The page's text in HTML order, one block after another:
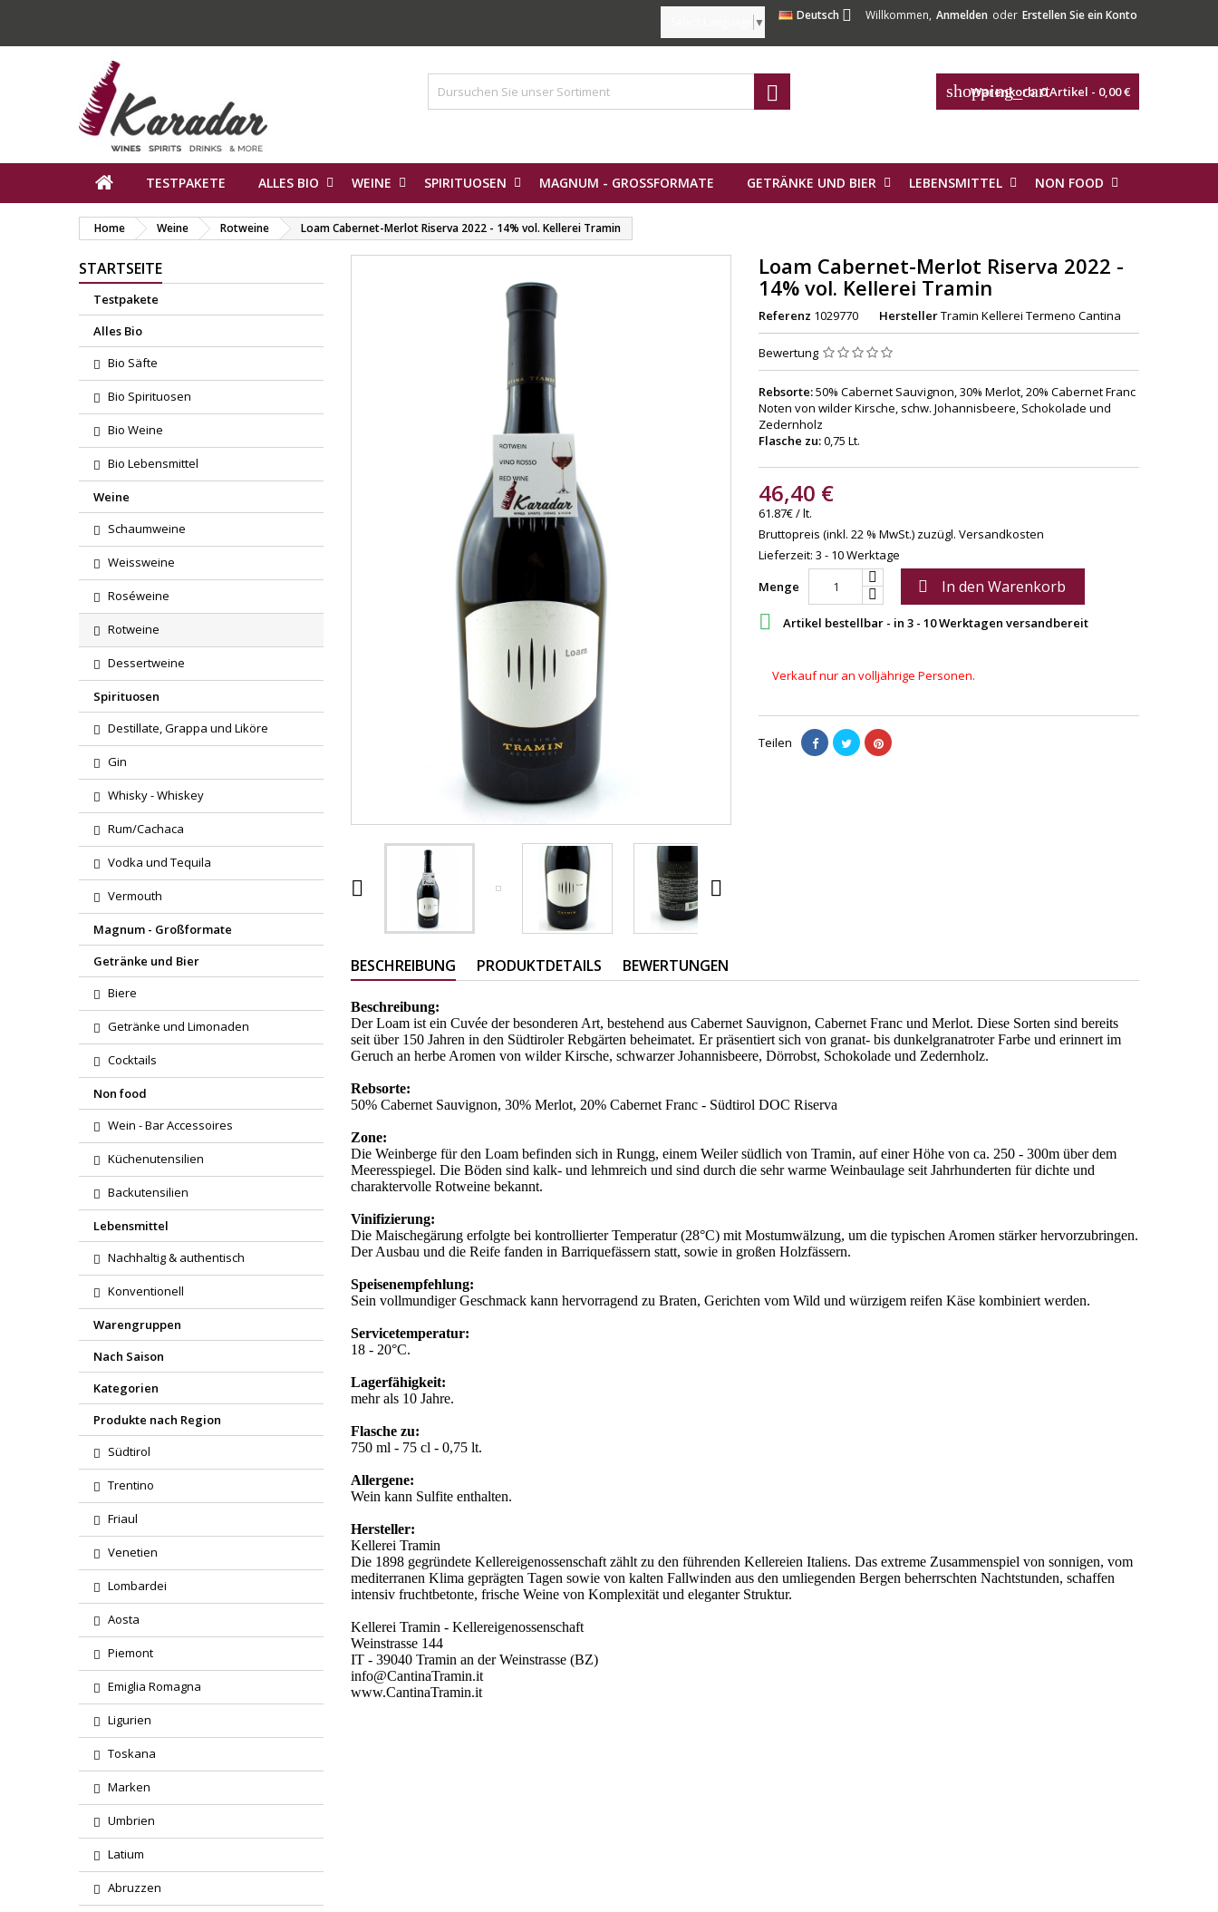
Willkommen, Anmelden oder Erstellen Sie ein Konto
Deutsch 
▼
shopping_cart
Warenkorb:0Artikel - 0,00 €

TESTPAKETE ALLES BIO WEINE SPIRITUOSEN MAGNUM - GROSSFORMATE GETRÄNKE UND BIER LEBENSMITTEL NON FOOD
Home Weine Rotweine Loam Cabernet-Merlot Riserva 2022 - 14% vol. Kellerei Tramin
STARTSEITE
Testpakete
Alles Bio
Bio Säfte
Bio Spirituosen
Bio Weine
Bio Lebensmittel
Weine
Schaumweine
Weissweine
Roséweine
Rotweine
Dessertweine
Spirituosen
Destillate, Grappa und Liköre
Gin
Whisky - Whiskey
Rum/Cachaca
Vodka und Tequila
Vermouth
Magnum - Großformate
Getränke und Bier
Biere
Getränke und Limonaden
Cocktails
Non food
Wein - Bar Accessoires
Küchenutensilien
Backutensilien
Lebensmittel
Nachhaltig & authentisch
Konventionell
Warengruppen
Nach Saison
Kategorien
Produkte nach Region
Südtirol
Trentino
Friaul
Venetien
Lombardei
Aosta
Piemont
Emiglia Romagna
Ligurien
Toskana
Marken
Umbrien
Latium
Abruzzen
 
Loam Cabernet-Merlot Riserva 2022 -
14% vol. Kellerei Tramin
Referenz 1029770 HerstellerTramin Kellerei Termeno Cantina
Bewertung
Rebsorte:50% Cabernet Sauvignon, 30% Merlot, 20% Cabernet Franc
Noten von wilder Kirsche, schw. Johannisbeere, Schokolade und
Zedernholz
Flasche zu:0,75 Lt.
46,40 €
61.87€ / lt.
Bruttopreis (inkl. 22 % MwSt.) zuzügl. Versandkosten
Lieferzeit: 3 - 10 Werktage
Menge
 In den Warenkorb
 Artikel bestellbar - in 3 - 10 Werktagen versandbereit
Verkauf nur an volljährige Personen.
Teilen
BESCHREIBUNG PRODUKTDETAILS BEWERTUNGEN
Beschreibung:
Der Loam ist ein Cuvée der besonderen Art, bestehend aus Cabernet Sauvignon, Cabernet Franc und Merlot. Diese Sorten sind bereits
seit über 150 Jahren in den Südtiroler Rebgärten beheimatet. Er präsentiert sich von granat- bis dunkelgranatroter Farbe und erinnert im
Geruch an herbe Aromen von wilder Kirsche, schwarzer Johannisbeere, Dörrobst, Schokolade und Zedernholz.
Rebsorte:
50% Cabernet Sauvignon, 30% Merlot, 20% Cabernet Franc - Südtirol DOC Riserva
Zone:
Die Weinberge für den Loam befinden sich in Rungg, einem Weiler südlich von Tramin, auf einer Höhe von ca. 250 - 300m über dem
Meeresspiegel. Die Böden sind kalk- und lehmreich und sind durch die sehr warme Weinbaulage seit Jahrhunderten für dichte und
charaktervolle Rotweine bekannt.
Vinifizierung:
Die Maischegärung erfolgte bei kontrollierter Temperatur (28°C) mit Mostumwälzung, um die typischen Aromen stärker hervorzubringen.
Der Ausbau und die Reife fanden in Barriquefässern statt, sowie in großen Holzfässern.
Speisenempfehlung:
Sein vollmundiger Geschmack kann hervorragend zu Braten, Gerichten vom Wild und würzigem reifen Käse kombiniert werden.
Servicetemperatur:
18 - 20°C.
Lagerfähigkeit:
mehr als 10 Jahre.
Flasche zu:
750 ml - 75 cl - 0,75 lt.
Allergene:
Wein kann Sulfite enthalten.
Hersteller:
Kellerei Tramin
Die 1898 gegründete Kellereigenossenschaft zählt zu den führenden Kellereien Italiens. Das extreme Zusammenspiel von sonnigen, vom
mediterranen Klima geprägten Tagen sowie von kalten Fallwinden aus den umliegenden Bergen beherrschten Nachtstunden, schaffen
intensiv fruchtbetonte, frische Weine von Komplexität und eleganter Struktur.
Kellerei Tramin - Kellereigenossenschaft
Weinstrasse 144
IT - 39040 Tramin an der Weinstrasse (BZ)
info@CantinaTramin.it
www.CantinaTramin.it